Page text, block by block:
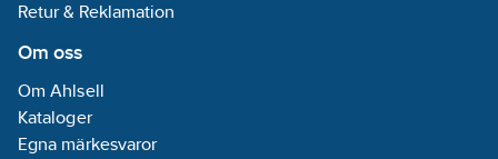
Retur & Reklamation
Om oss
Om Ahlsell
Kataloger
Egna märkesvaror